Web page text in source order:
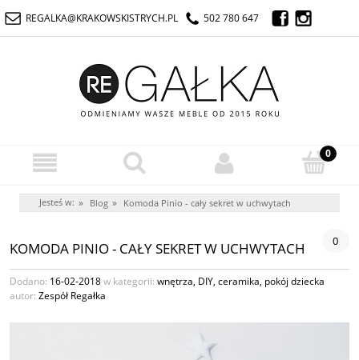
REGALKA@KRAKOWSKISTRYCH.PL 502 780 647
Jesteś w: » Blog » Komoda Pinio - cały sekret w uchwytach
KOMODA PINIO - CAŁY SEKRET W UCHWYTACH 0
Dodano: 16-02-2018w kategorii: wnętrza, DIY, ceramika, pokój dziecka
autor: Zespół Regałka